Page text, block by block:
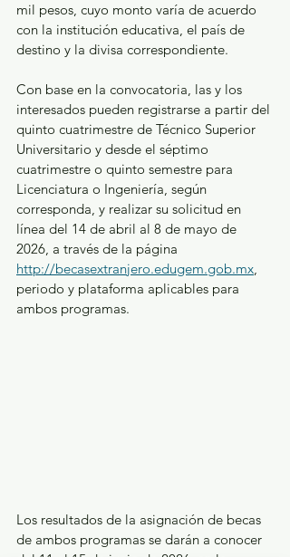
mil pesos, cuyo monto varía de acuerdo
con la institución educativa, el país de
destino y la divisa correspondiente.
Con base en la convocatoria, las y los
interesados pueden registrarse a partir del
quinto cuatrimestre de Técnico Superior
Universitario y desde el séptimo
cuatrimestre o quinto semestre para
Licenciatura o Ingeniería, según
corresponda, y realizar su solicitud en
línea del 14 de abril al 8 de mayo de
2026, a través de la página
http://becasextranjero.edugem.gob.mx,
periodo y plataforma aplicables para
ambos programas.
Los resultados de la asignación de becas
de ambos programas se darán a conocer